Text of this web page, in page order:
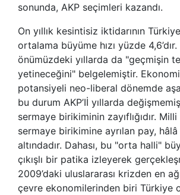
sonunda, AKP seçimleri kazandı.
On yıllık kesintisiz iktidarının
ortalama büyüme hızı yüzde
önümüzdeki yıllarda da "geçmişin
yetineceğini" belgelemiştir.
potansiyeli neo-liberal dönemde
bu durum AKP’Iİ yıllarda
sermaye birikiminin zayıflığıdır.
sermaye birikimine ayrılan pay, hâlâ
altındadır. Dahası, bu "orta halli"
çıkışlı bir patika izleyerek
2009’daki uluslararası krizden en
çevre ekonomilerinden biri Türkiye